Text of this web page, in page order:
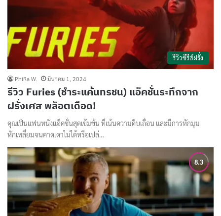
รีวิวซีรีส์ฝรั่ง
PhiRa W. มีนาคม 1, 2024
รีวิว Furies (ชำระแค้นทรชน) แอ็คชั่นระทึกจาก
ฝรั่งเศส พล็อตเดือด!
คุณเป็นแฟนหนังแอ็คชั่นสุดเข้มข้น ที่เน้นความดิบเถื่อน และมีการหักมุม
หักเหลี่ยมจนคาดเดาไม่ได้หรือเปล่…